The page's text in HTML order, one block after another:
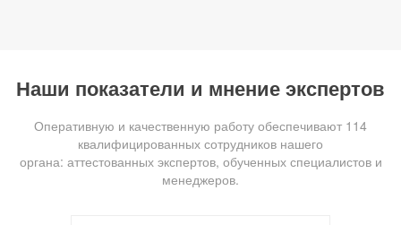
Наши показатели и мнение экспертов
Оперативную и качественную работу обеспечивают 114
квалифицированных сотрудников нашего
органа: аттестованных экспертов, обученных специалистов и
менеджеров.